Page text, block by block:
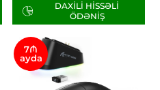
DAXILI HISSƏLI
ÖDƏNIŞ
7₼
ayda